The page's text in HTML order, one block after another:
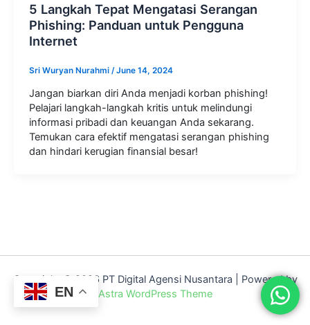
5 Langkah Tepat Mengatasi Serangan
Phishing: Panduan untuk Pengguna
Internet
Sri Wuryan Nurahmi /June 14, 2024
Jangan biarkan diri Anda menjadi korban phishing!
Pelajari langkah-langkah kritis untuk melindungi
informasi pribadi dan keuangan Anda sekarang.
Temukan cara efektif mengatasi serangan phishing
dan hindari kerugian finansial besar!
Copyright © 2026 PT Digital Agensi Nusantara | Powered by
Astra WordPress Theme
EN